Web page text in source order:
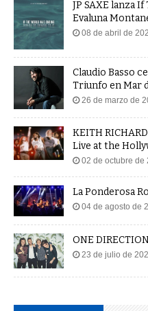
JP SAXE lanza
Evaluna
08 de abril de
Claudio Basso
Triunfo en Mar
26 de marzo de
KEITH
Live at the
02 de octubre de
La Ponderosa
04 de agosto de
ONE
23 de julio de